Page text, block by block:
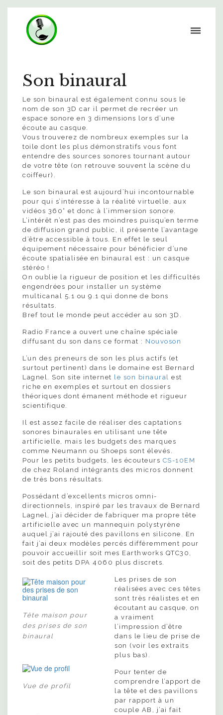
Son binaural
Le son binaural est également connu sous le
nom de son 3D car il permet de recréer un
espace sonore en 3 dimensions lors d’une
écoute au casque.
Vous trouverez de nombreux exemples sur la
toile dont les plus démonstratifs vous font
entendre des sources sonores tournant autour
de votre tête (on retrouve souvent la scène du
coiffeur).
Le son binaural est aujourd’hui incontournable
pour qui s’intéresse à la réalité virtuelle, aux
vidéos 360° et donc à l’immersion sonore.
L’intérêt n’est pas des moindres puisqu’en terme
de diffusion grand public, il présente l’avantage
d’être accessible à tous. En effet le seul
équipement nécessaire pour bénéficier d’une
écoute spatialisée en binaural est : un casque
stéréo !
On oublie la rigueur de position et les difficultés
engendrées pour installer un système
multicanal 5.1 ou 9.1 qui donne de bons
résultats.
Bref tout le monde peut accéder au son 3D.
Radio France a ouvert une chaîne spéciale
diffusant du son dans ce format : Nouvoson
L’un des preneurs de son les plus actifs (et
surtout pertinent) dans le domaine est Bernard
Lagnel. Son site internet le son binaural est
riche en exemples et surtout en dossiers
théoriques dont émanent méthode et rigueur
scientifique.
Il est assez facile de réaliser des captations
sonores binaurales en utilisant une tête
artificielle, mais les budgets des marques
comme Neumann ou Shoeps sont élevés.
Pour les petits budgets, les écouteurs CS-10EM
de chez Roland intégrants des micros donnent
de très bons résultats.
Possédant d’excellents micros omni-
directionnels, inspiré par les travaux de Bernard
Lagnel, j’ai décider de fabriquer ma propre tête
artificielle avec un mannequin polystyrène
auquel j’ai rajouté des pavillons en silicone. En
fait j’ai deux modèles percés différemment pour
pouvoir accueillir soit mes Earthworks QTC30,
soit des petits DPA 4060 plus discrets.
Tête maison pour
des prises de son
binaural
Vue de profil
Les prises de son
réalisées avec ces têtes
sont très réalistes et en
écoutant au casque, on
a vraiment
l’impression d’être
dans le lieu de prise de
son (voir les extraits
plus bas).
Pour tenter de
comprendre l’apport de
la tête et des pavillons
par rapport à un
couple AB, j’ai fait